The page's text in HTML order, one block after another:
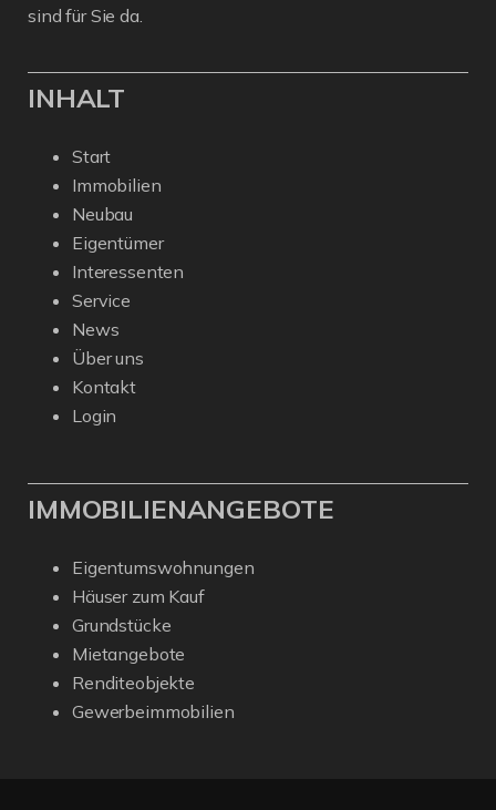
sind für Sie da.
INHALT
Start
Immobilien
Neubau
Eigentümer
Interessenten
Service
News
Über uns
Kontakt
Login
IMMOBILIENANGEBOTE
Eigentumswohnungen
Häuser zum Kauf
Grundstücke
Mietangebote
Renditeobjekte
Gewerbeimmobilien